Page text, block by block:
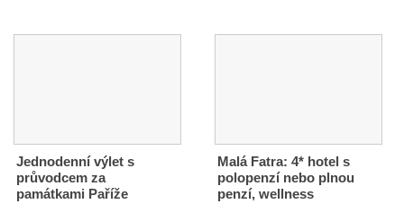
Jednodenní výlet s
průvodcem za
památkami Paříže
Malá Fatra: 4* hotel s
polopenzí nebo plnou
penzí, wellness